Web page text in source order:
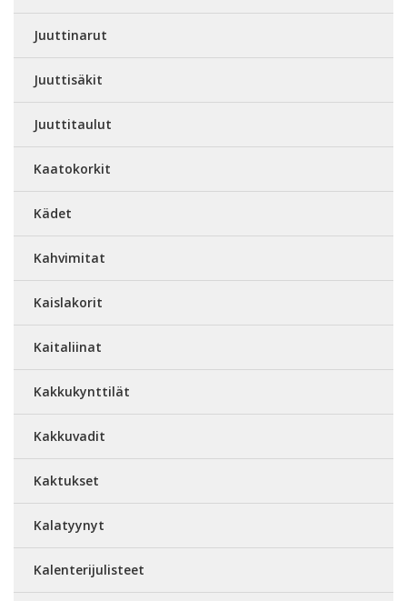
Juuttinarut
Juuttisäkit
Juuttitaulut
Kaatokorkit
Kädet
Kahvimitat
Kaislakorit
Kaitaliinat
Kakkukynttilät
Kakkuvadit
Kaktukset
Kalatyynyt
Kalenterijulisteet